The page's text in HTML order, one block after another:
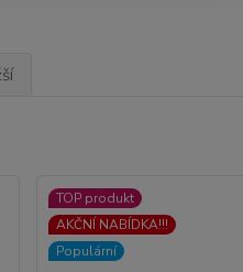
TOP produkt
AKČNÍ NABÍDKA!!!
Populární